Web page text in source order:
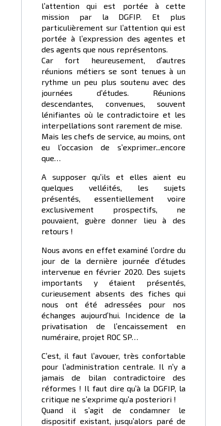
l’attention qui est portée à cette
mission par la DGFIP. Et plus
particulièrement sur l’attention qui est
portée à l’expression des agentes et
des agents que nous représentons.
Car fort heureusement, d’autres
réunions métiers se sont tenues à un
rythme un peu plus soutenu avec des
journées d’études. Réunions
descendantes, convenues, souvent
lénifiantes où le contradictoire et les
interpellations sont rarement de mise.
Mais les chefs de service, au moins, ont
eu l’occasion de s’exprimer...encore
que…
A supposer qu’ils et elles aient eu
quelques velléités, les sujets
présentés, essentiellement voire
exclusivement prospectifs, ne
pouvaient, guère donner lieu à des
retours !
Nous avons en effet examiné l’ordre du
jour de la dernière journée d’études
intervenue en février 2020. Des sujets
importants y étaient présentés,
curieusement absents des fiches qui
nous ont été adressées pour nos
échanges aujourd’hui. Incidence de la
privatisation de l’encaissement en
numéraire, projet ROC SP…
C’est, il faut l’avouer, très confortable
pour l’administration centrale. Il n’y a
jamais de bilan contradictoire des
réformes ! Il faut dire qu’à la DGFIP, la
critique ne s’exprime qu’a posteriori !
Quand il s’agit de condamner le
dispositif existant, jusqu’alors paré de